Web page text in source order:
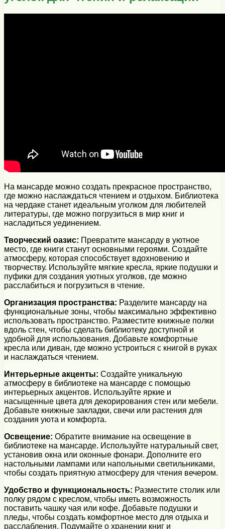
На мансарде можно создать прекрасное пространство,
где можно наслаждаться чтением и отдыхом. Библиотека
на чердаке станет идеальным уголком для любителей
литературы, где можно погрузиться в мир книг и
насладиться уединением.
Творческий оазис: Превратите мансарду в уютное
место, где книги станут основными героями. Создайте
атмосферу, которая способствует вдохновению и
творчеству. Используйте мягкие кресла, яркие подушки и
пуфики для создания уютных уголков, где можно
расслабиться и погрузиться в чтение.
Организация пространства: Разделите мансарду на
функциональные зоны, чтобы максимально эффективно
использовать пространство. Разместите книжные полки
вдоль стен, чтобы сделать библиотеку доступной и
удобной для использования. Добавьте комфортные
кресла или диван, где можно устроиться с книгой в руках
и наслаждаться чтением.
Интерьерные акценты: Создайте уникальную
атмосферу в библиотеке на мансарде с помощью
интерьерных акцентов. Используйте яркие и
насыщенные цвета для декорирования стен или мебели.
Добавьте книжные закладки, свечи или растения для
создания уюта и комфорта.
Освещение: Обратите внимание на освещение в
библиотеке на мансарде. Используйте натуральный свет,
установив окна или оконные фонари. Дополните его
настольными лампами или напольными светильниками,
чтобы создать приятную атмосферу для чтения вечером.
Удобство и функциональность: Разместите столик или
полку рядом с креслом, чтобы иметь возможность
поставить чашку чая или кофе. Добавьте подушки и
пледы, чтобы создать комфортное место для отдыха и
расслабления. Подумайте о хранении книг и